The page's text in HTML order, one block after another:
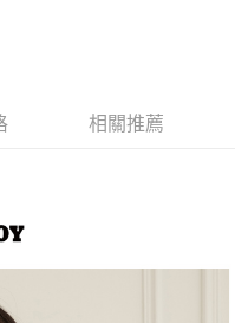
可立即使用無須另外申請。
續交易確認頁面所載為準。
審核未通過，訂單將自動取
。
將跳轉至「AFTEE先享後付」
完成結帳。
。
中的連結，可透過四大超商／
費
相關推薦